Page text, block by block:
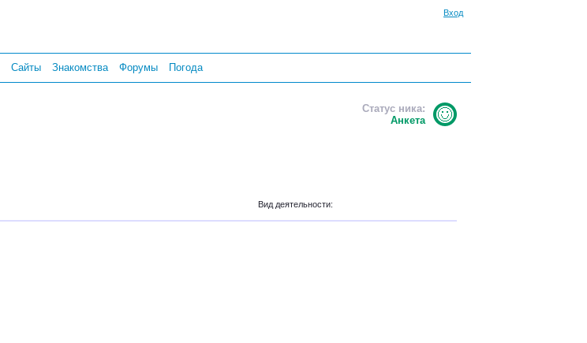
Вход
Сайты Знакомства Форумы Погода
Статус ника:
Анкета
Вид деятельности: